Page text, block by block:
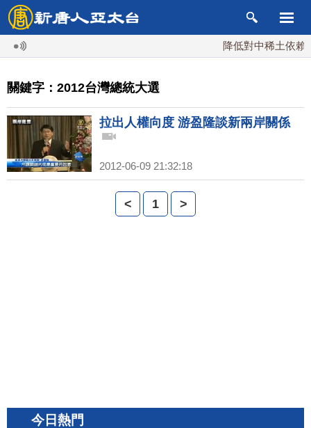
降低對中稀土依賴
關鍵字：2012台灣總統大選
拉出人權向度 游盈隆談新兩岸關係
2012-06-09 21:32:18
< 1 >
今日熱門